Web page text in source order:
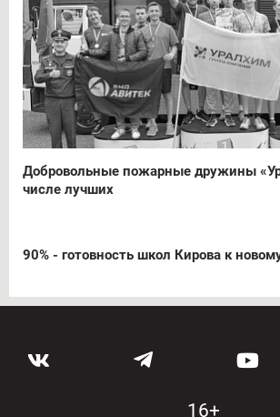
Добровольные пожарные дружины
числе лучших
90% - готовность школ Кирова к
16+